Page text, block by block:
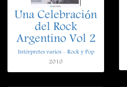
Una Celebración
del Rock
Argentino Vol 2
Intérpretes varios - Rock y Pop
2010